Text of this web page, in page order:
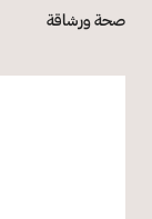
صحة ورشاقة